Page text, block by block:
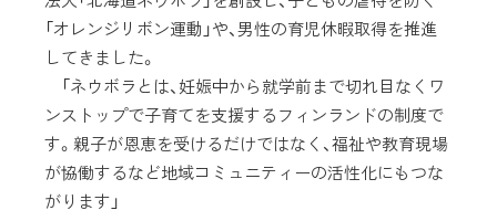
「オレンジリボン運動」や、男性の育児休暇取得を推進
してきました。
「ネウボラとは、妊娠中から就学前まで切れ目なくワ
ンストップで子育てを支援するフィンランドの制度で
す。親子が恩恵を受けるだけではなく、福祉や教育現場
が協働するなど地域コミュニティーの活性化にもつな
がります」